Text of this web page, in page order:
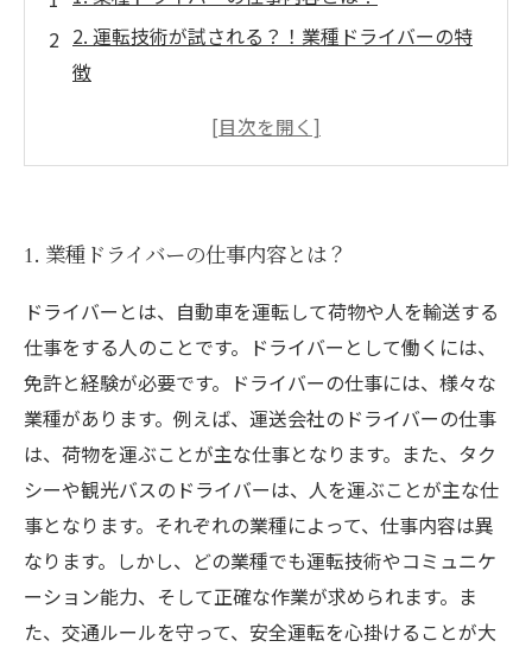
2. 運転技術が試される？！業種ドライバーの特
徴
3. 職人気質の業種ドライバーたちのこだわりと
5. 業種ドライバーになるために知っておきたい
こと
1. 業種ドライバーの仕事内容とは？
ドライバーとは、自動車を運転して荷物や人を輸送する
仕事をする人のことです。ドライバーとして働くには、
免許と経験が必要です。ドライバーの仕事には、様々な
業種があります。例えば、運送会社のドライバーの仕事
は、荷物を運ぶことが主な仕事となります。また、タク
シーや観光バスのドライバーは、人を運ぶことが主な仕
事となります。それぞれの業種によって、仕事内容は異
なります。しかし、どの業種でも運転技術やコミュニケ
ーション能力、そして正確な作業が求められます。ま
た、交通ルールを守って、安全運転を心掛けることが大